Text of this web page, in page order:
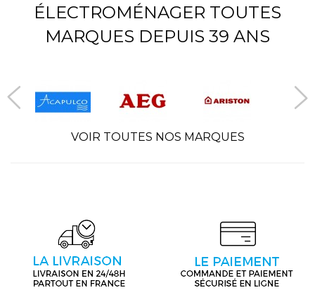
ÉLECTROMÉNAGER TOUTES
MARQUES DEPUIS 39 ANS
VOIR TOUTES NOS MARQUES